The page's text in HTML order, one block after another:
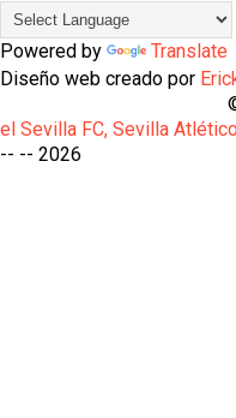
Powered by
Translate
Diseño web creado por
el Sevilla FC, Sevilla
-- -- 2026